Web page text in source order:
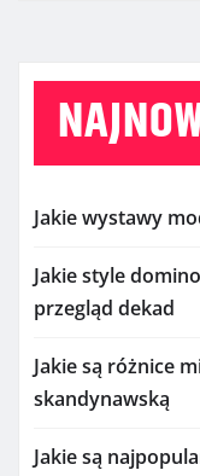
Jakie wystawy
Jakie style
przegląd dekad
Jakie są różnice
skandynawską
Jakie są